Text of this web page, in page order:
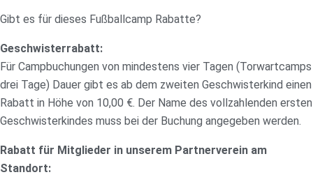
Gibt es für dieses Fußballcamp Rabatte?
Geschwisterrabatt:
Für Campbuchungen von mindestens vier Tagen (Torwartcamps
drei Tage) Dauer gibt es ab dem zweiten Geschwisterkind einen
Rabatt in Höhe von 10,00 €. Der Name des vollzahlenden ersten
Geschwisterkindes muss bei der Buchung angegeben werden.
Rabatt für Mitglieder in unserem Partnerverein am
Standort: